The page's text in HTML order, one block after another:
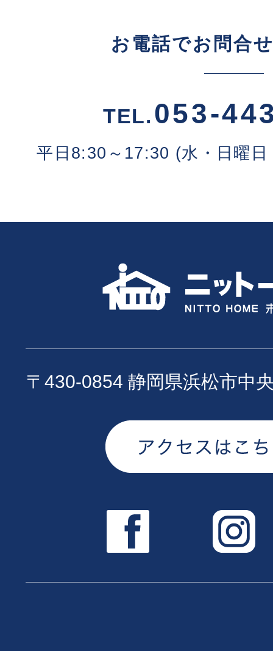
お電話でお問合
TEL.053-
平日8:30～17:30 (水・日曜
〒430-0854 静岡県浜松市中